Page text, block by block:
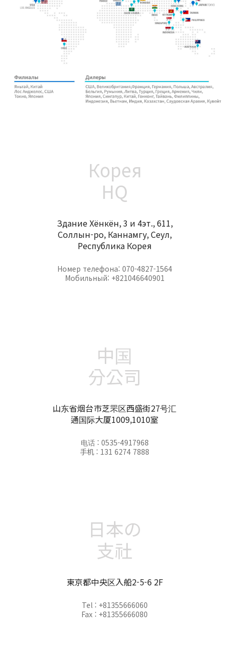
Корея
HQ
Здание Хёнкён, 3 и 4эт., 611,
Соллын-ро, Каннамгу, Сеул,
Республика Корея
Номер телефона: 070-4827-1564
Мобильный: +821046640901
中国
分公司
山东省烟台市芝罘区西盛街27号汇
通国际大厦1009,1010室
电话 : 0535-4917968
手机 : 131 6274 7888
日本の
支社
東京都中央区入船2-5-6 2F
Tel : +81355666060
Fax : +81355666080